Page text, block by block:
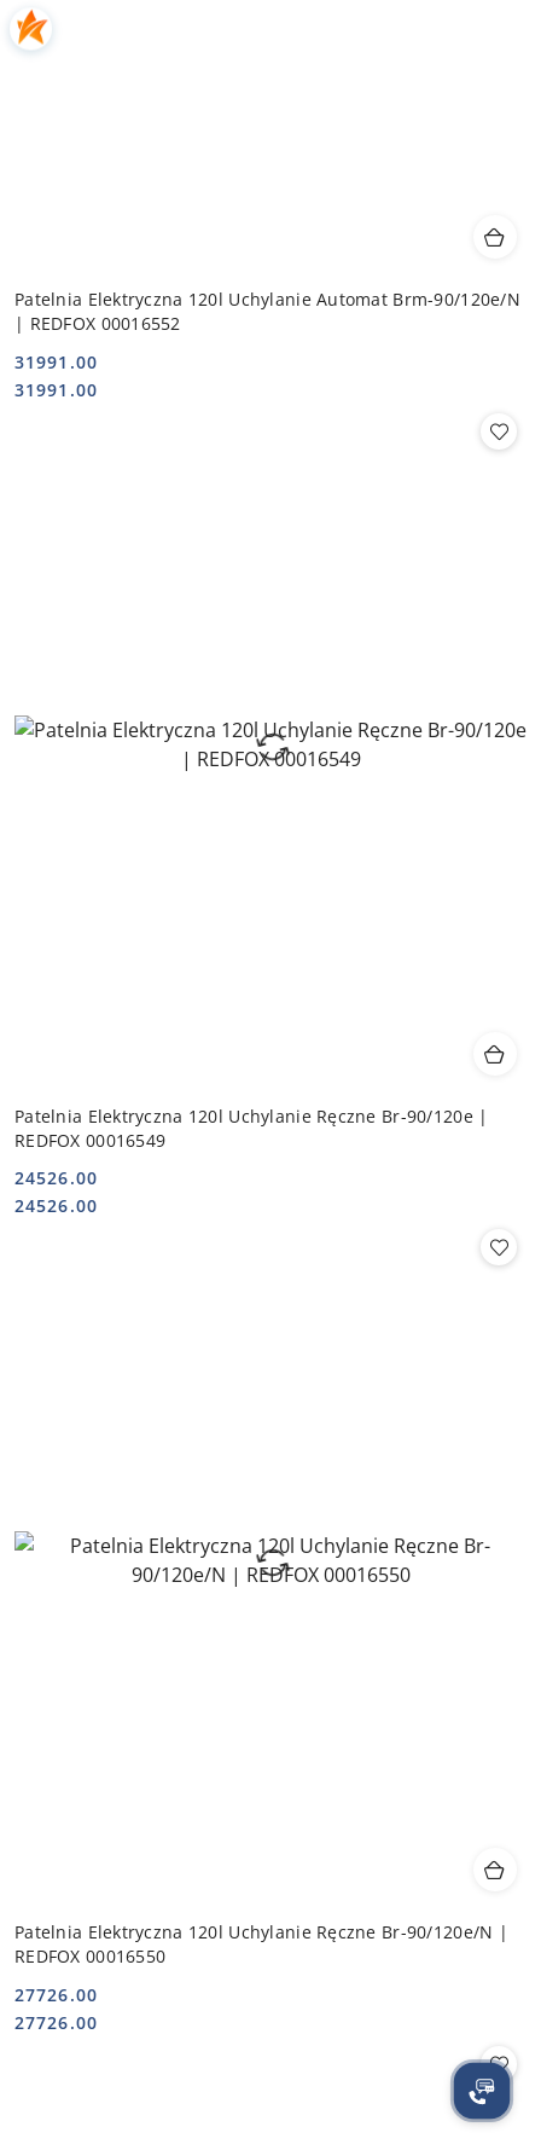
Patelnia Elektryczna 120l Uchylanie Automat Brm-90/120e/N
| REDFOX 00016552
Cena:
31991.00
Cena:
31991.00
Patelnia Elektryczna 120l Uchylanie Ręczne Br-90/120e |
REDFOX 00016549
Cena:
24526.00
Cena:
24526.00
Patelnia Elektryczna 120l Uchylanie Ręczne Br-90/120e/N |
REDFOX 00016550
Cena:
27726.00
Cena:
27726.00